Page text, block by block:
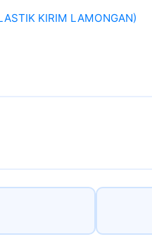
KIRIM LAMONGAN)